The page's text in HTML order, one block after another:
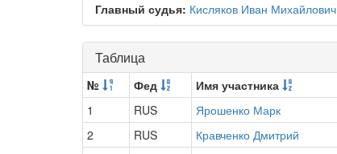
Главный судья: Кисляков Иван Михайлович
Таблица
№ Фед Имя участника
1
RUS Ярошенко Марк
2
RUS Кравченко Дмитрий